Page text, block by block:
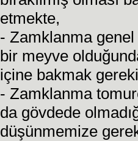
etmekte,
- Zamklanma
bir meyve
içine bakmak
- Zamklanma
da gövdede
düşünmemize